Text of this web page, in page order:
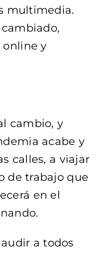
multimedia.
online y
cambio, y
acabe y
calles, a viajar
de trabajo que
en el
a todos